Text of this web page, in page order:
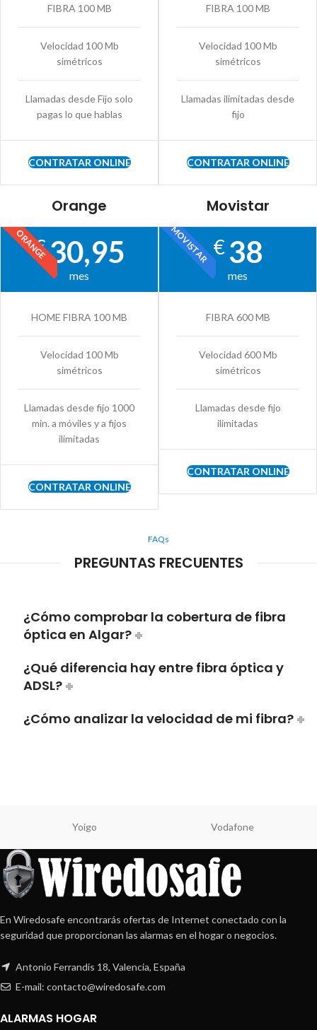
FIBRA 100 MB
Velocidad 100 Mb
simétricos
Llamadas desde Fijo solo
pagas lo que hablas
CONTRATAR ONLINE
FIBRA 100 MB
Velocidad 100 Mb
simétricos
Llamadas ilimitadas desde
fijo
CONTRATAR ONLINE
Orange
ORANGE
€30,95
mes
HOME FIBRA 100 MB
Velocidad 100 Mb
simétricos
Llamadas desde fijo 1000
min. a móviles y a fijos
ilimitadas
CONTRATAR ONLINE
Movistar
MOVISTAR€38
mes
FIBRA 600 MB
Velocidad 600 Mb
simétricos
Llamadas desde fijo
ilimitadas
CONTRATAR ONLINE
FAQs
PREGUNTAS FRECUENTES
¿Cómo comprobar la cobertura de fibra
óptica en Algar?
¿Qué diferencia hay entre fibra óptica y
ADSL?
¿Cómo analizar la velocidad de mi fibra?
Yoigo Vodafone
En Wiredosafe encontrarás ofertas de Internet conectado con la
seguridad que proporcionan las alarmas en el hogar o negocios.
Antonio Ferrandis 18, Valencia, España
E-mail: contacto@wiredosafe.com
ALARMAS HOGAR